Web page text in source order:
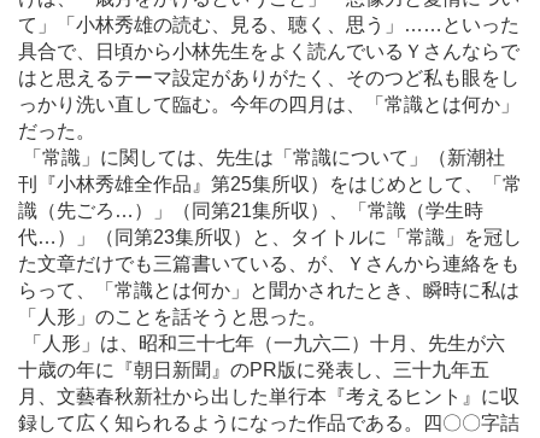
て」「小林秀雄の読む、見る、聴く、思う」
… …といった
具合で、日頃から小林先生をよく読んでいるＹさんならで
はと思えるテーマ設定がありがたく、そのつど私も眼をし
っかり洗い直して臨む。今年の四月は、「常識とは何か」
だった。
「常識」に関しては、先生は「常識について」（新潮社
刊『小林秀雄全作品』第25集所収）をはじめとして、「常
識（先ごろ…）」（同第21集所収）、「常識（学生時
代…）」（同第23集所収）と、タイトルに「常識」を冠し
た文章だけでも三篇書いている、が、Ｙさんから連絡をも
らって、「常識とは何か」と聞かされたとき、瞬時に私は
「人形」のことを話そうと思った。
「人形」は、昭和三十七年（一九六二）十月、先生が六
十歳の年に『朝日新聞』のPR版に発表し、三十九年五
月、文藝春秋新社から出した単行本『考えるヒント』に収
録して広く知られるようになった作品である。四〇〇字詰